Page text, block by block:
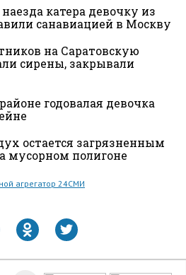
катера девочку из
санавиацией в Москву
на Саратовскую
сирены, закрывали
годовалая девочка
остается загрязненным
мусорном полигоне
агрегатор 24СМИ